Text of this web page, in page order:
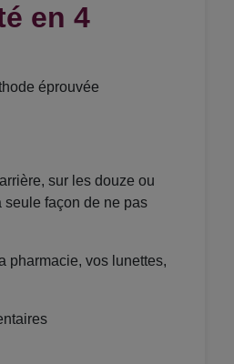
en 4
éprouvée
sur les douze ou
seule façon de ne pas
pharmacie, vos lunettes,